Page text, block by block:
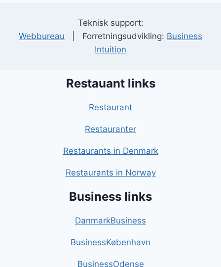
Teknisk support:
Webbureau | Forretningsudvikling: Business
Intuition
Restauant links
Restaurant
Restauranter
Restaurants in Denmark
Restaurants in Norway
Business links
DanmarkBusiness
BusinessKøbenhavn
BusinessOdense